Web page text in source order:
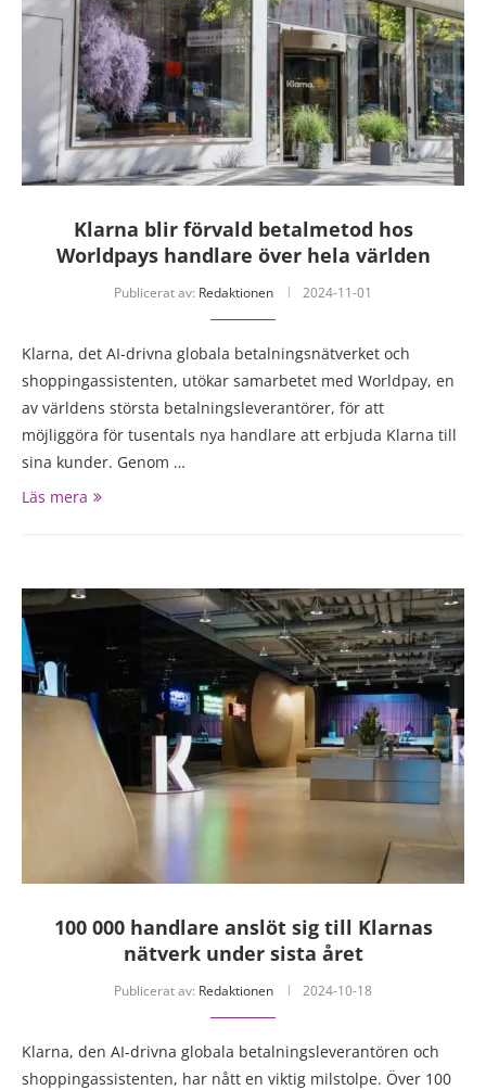
Klarna blir förvald betalmetod hos
Worldpays handlare över hela världen
Publicerat av: Redaktionen 2024-11-01
Klarna, det AI-drivna globala betalningsnätverket och
shoppingassistenten, utökar samarbetet med Worldpay, en
av världens största betalningsleverantörer, för att
möjliggöra för tusentals nya handlare att erbjuda Klarna till
sina kunder. Genom …
Läs mera
100 000 handlare anslöt sig till Klarnas
nätverk under sista året
Publicerat av: Redaktionen 2024-10-18
Klarna, den AI-drivna globala betalningsleverantören och
shoppingassistenten, har nått en viktig milstolpe. Över 100